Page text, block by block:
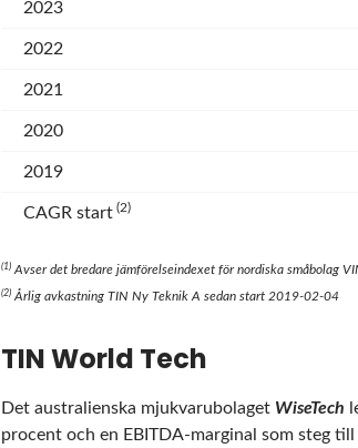
2023
2022
2021
2020
2019
CAGR start (2)
(1) Avser det bredare jämförelseindexet för nordiska småbolag
(2) Årlig avkastning TIN Ny Teknik A sedan start 2019-02-04
TIN World Tech
Det australienska mjukvarubolaget WiseTech
procent och en EBITDA-marginal som steg